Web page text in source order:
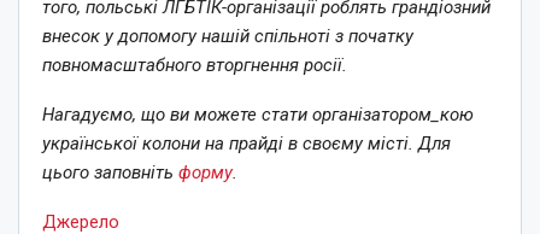
того, польські ЛГБТІК-організації роблять грандіозний
внесок у допомогу нашій спільноті з початку
повномасштабного вторгнення росії.
Нагадуємо, що ви можете стати організатором_кою
української колони на прайді в своєму місті. Для
цього заповніть форму.
Джерело